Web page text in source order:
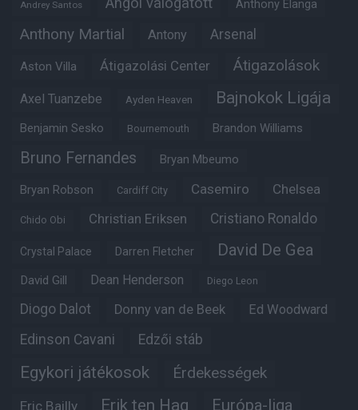
Andrey Santos Anthony Elanga
Anthony Martial Antony Arsenal
Aston Villa Átigazolási Center Átigazolások
Axel Tuanzebe Ayden Heaven Bajnokok Ligája
Benjamin Sesko Bournemouth Brandon Williams
Bruno Fernandes Bryan Mbeumo
Bryan Robson Cardiff City Casemiro Chelsea
Chido Obi Christian Eriksen Cristiano Ronaldo
Crystal Palace Darren Fletcher David De Gea
David Gill Dean Henderson Diego Leon
Diogo Dalot Donny van de Beek Ed Woodward
Edinson Cavani Edzői stáb
Egykori játékosok Érdekességek
Eric Bailly Erik ten Hag Európa-liga